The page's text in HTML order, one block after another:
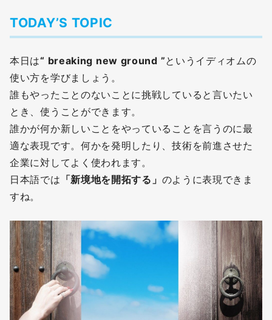
TODAY’S TOPIC
本日は“ breaking new ground ”というイディオムの
使い方を学びましょう。
誰もやったことのないことに挑戦していると言いたい
とき、使うことができます。
誰かが何か新しいことをやっていることを言うのに最
適な表現です。何かを発明したり、技術を前進させた
企業に対してよく使われます。
日本語では 「新境地を開拓する」 のように表現できま
すね。